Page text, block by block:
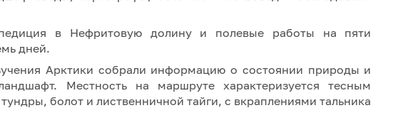
в Нефритовую долину и полевые работы на пяти
дней.
Арктики собрали информацию о состоянии природы и
Местность на маршруте характеризуется тесным
болот и лиственничной тайги, с вкраплениями тальника